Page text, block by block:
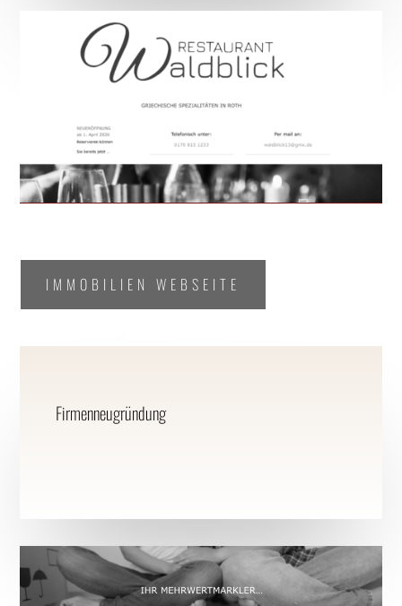
IMMOBILIEN WEBSEITE
Firmenneugründung